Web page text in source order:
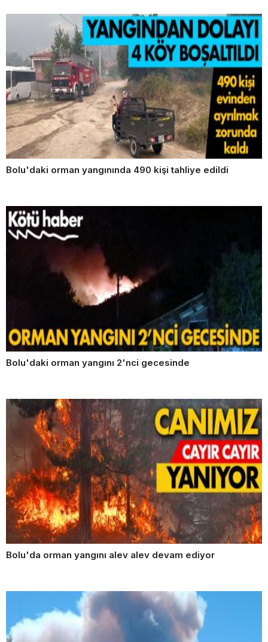
Bolu'daki orman yangınında 490 kişi tahliye edildi
Bolu'daki orman yangını 2'nci gecesinde
Bolu'da orman yangını alev alev devam ediyor